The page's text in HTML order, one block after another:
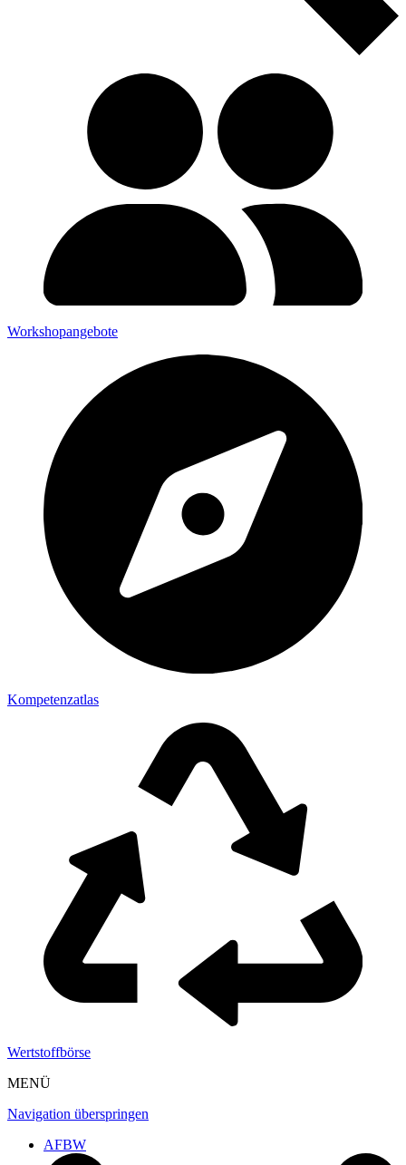
Workshopangebote
Kompetenzatlas
Wertstoffbörse
MENÜ
Navigation überspringen
AFBW